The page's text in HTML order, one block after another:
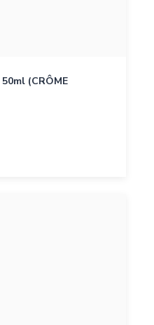
(CRÔME